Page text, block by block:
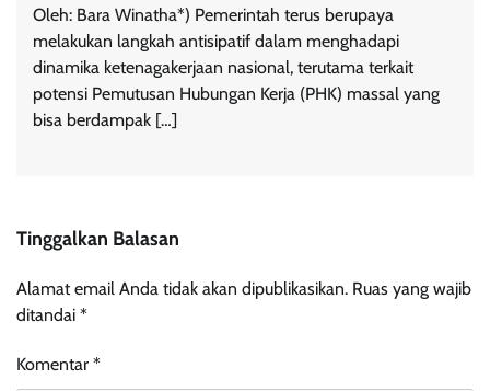
Oleh: Bara Winatha*) Pemerintah terus berupaya
melakukan langkah antisipatif dalam menghadapi
dinamika ketenagakerjaan nasional, terutama terkait
potensi Pemutusan Hubungan Kerja (PHK) massal yang
bisa berdampak […]
Tinggalkan Balasan
Alamat email Anda tidak akan dipublikasikan. Ruas yang wajib
ditandai *
Komentar *